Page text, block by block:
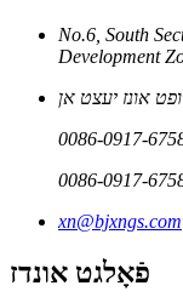
No.6, South
Development
0086-0917-
0086-0917-
xn@bjxngs.com
פֿאָלגט אונדז